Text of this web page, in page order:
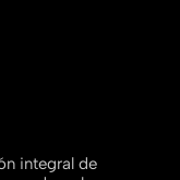
integral de